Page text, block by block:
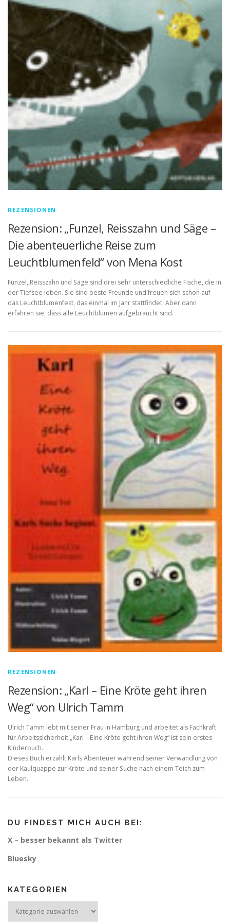
REZENSIONEN
Rezension: „Funzel, Reisszahn und Säge –
Die abenteuerliche Reise zum
Leuchtblumenfeld“ von Mena Kost
Funzel, Reisszahn und Säge sind drei sehr unterschiedliche Fische, die in
der Tiefsee leben. Sie sind beste Freunde und freuen sich schon auf
das Leuchtblumenfest, das einmal im Jahr stattfindet. Aber dann
erfahren sie, dass alle Leuchtblumen aufgebraucht sind.
REZENSIONEN
Rezension: „Karl – Eine Kröte geht ihren
Weg“ von Ulrich Tamm
Ulrich Tamm lebt mit seiner Frau in Hamburg und arbeitet als Fachkraft
für Arbeitssicherheit „Karl – Eine Kröte geht ihren Weg“ ist sein erstes
Kinderbuch.
Dieses Buch erzählt Karls Abenteuer während seiner Verwandlung von
der Kaulquappe zur Kröte und seiner Suche nach einem Teich zum
Leben.
DU FINDEST MICH AUCH BEI:
X – besser bekannt als Twitter
Bluesky
KATEGORIEN